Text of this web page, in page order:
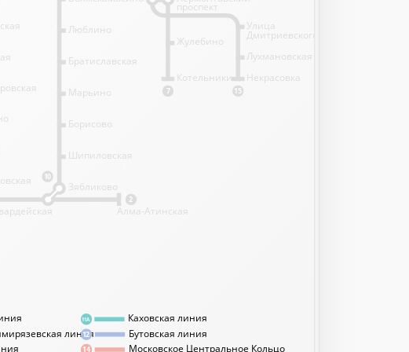
линия
Каховская линия
Бутовская линия
Московское Центральное Кольцо
11А
12
14
7
2
10
15
проспект
Жулебино
Котельники
Люблино
Братиславская
Марьино
Борисово
Шипиловская
Зябликово
Алма-Атинская
Улица
Дмитриевского
Лухмановская
Некрасовка